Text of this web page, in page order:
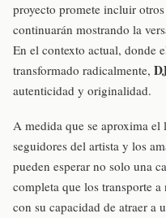
proyecto promete incluir
continuarán mostrando la
En el contexto actual, donde
transformado radicalmente,
autenticidad y originalidad.
A medida que se aproxima el
seguidores del artista y los
pueden esperar no solo una
completa que los transporte a
con su capacidad de atraer a